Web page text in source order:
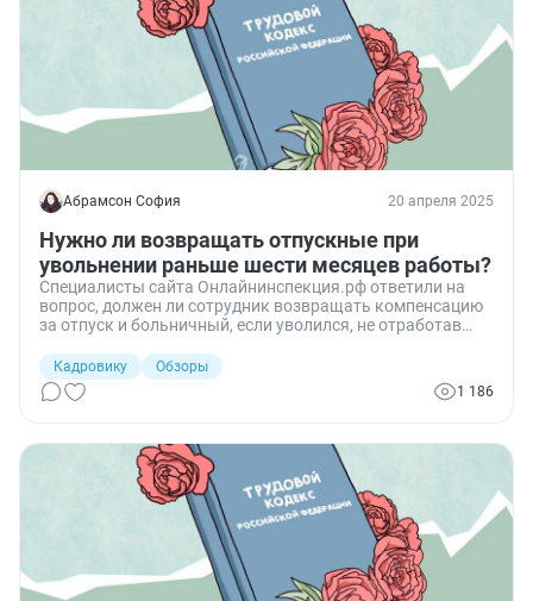
Абрамсон София 20 апреля 2025
Нужно ли возвращать отпускные при
увольнении раньше шести месяцев работы?
Специалисты сайта Онлайнинспекция.рф ответили на
вопрос, должен ли сотрудник возвращать компенсацию
за отпуск и больничный, если уволился, не отработав
Кадровику
Обзоры
1 186